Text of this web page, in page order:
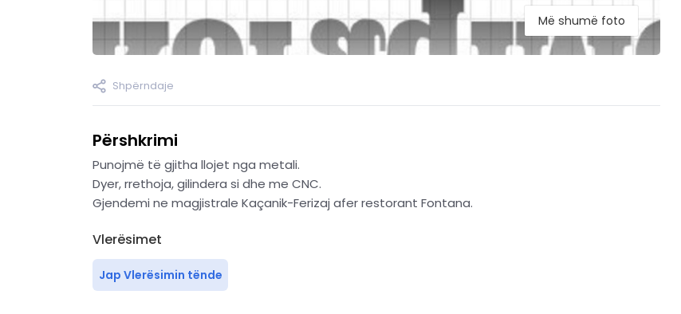
Më shumë foto
Shpërndaje
Përshkrimi
Punojmë të gjitha llojet nga metali.
Dyer, rrethoja, gilindera si dhe me CNC.
Gjendemi ne magjistrale Kaçanik-Ferizaj afer restorant Fontana.
Vlerësimet
Jap Vlerësimin tënde